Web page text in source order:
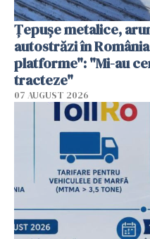
Țepușe metalice,
autostrăzi în
platforme": "Mi-au
tracteze"
07 AUGUST 2026